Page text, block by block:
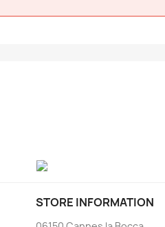
STORE INFORMATION